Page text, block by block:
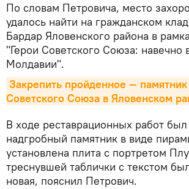
По словам Петровича, место
удалось найти на гражданском
Бардар Яловенского района в
"Герои Советского Союза: навечно
Молдавии".
Закрепить пройденное — памятник
Советского Союза в Яловенском
В ходе реставрационных работ был
надгробный памятник в виде
установлена плита с портретом
треснувшей таблички с текстом
новая, пояснил Петрович.